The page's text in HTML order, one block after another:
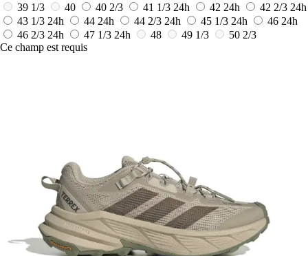
39 1/3
40 40 2/3 41 1/3 24h 42 24h 42 2/3 24h
43 1/3 24h 44 24h 44 2/3 24h 45 1/3 24h 46 24h
46 2/3 24h 47 1/3 24h 48 49 1/3
50 2/3
Ce champ est requis